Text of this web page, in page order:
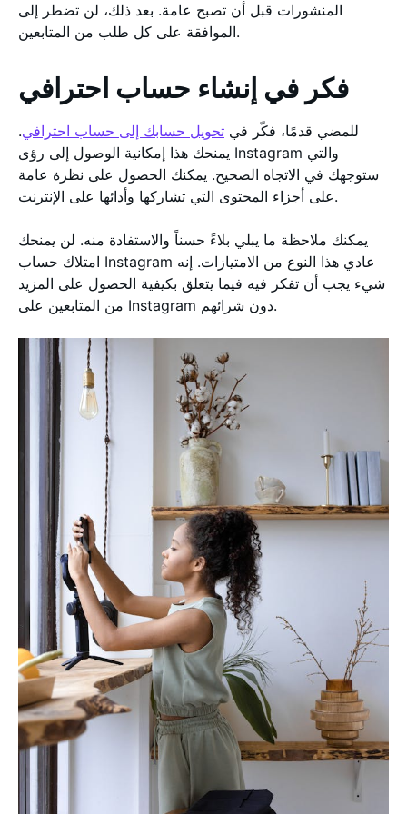
المنشورات قبل أن تصبح عامة. بعد ذلك، لن تضطر إلى
الموافقة على كل طلب من المتابعين.
فكر في إنشاء حساب احترافي
للمضي قدمًا، فكّر في تحويل حسابك إلى حساب احترافي.
يمنحك هذا إمكانية الوصول إلى رؤى Instagram والتي
ستوجهك في الاتجاه الصحيح. يمكنك الحصول على نظرة عامة
على أجزاء المحتوى التي تشاركها وأدائها على الإنترنت.
يمكنك ملاحظة ما يبلي بلاءً حسناً والاستفادة منه. لن يمنحك
امتلاك حساب Instagram عادي هذا النوع من الامتيازات. إنه
شيء يجب أن تفكر فيه فيما يتعلق بكيفية الحصول على المزيد
من المتابعين على Instagram دون شرائهم.